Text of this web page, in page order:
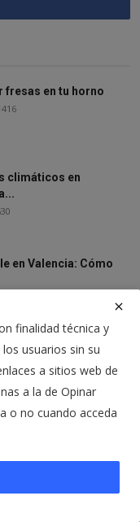
fresas en tu horno
climáticos en
en Valencia: Cómo
finalidad técnica y
usuarios sin su
a sitios web de
a la de Opinar
o no cuando acceda